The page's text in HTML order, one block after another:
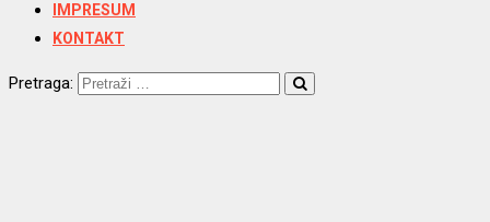
IMPRESUM
KONTAKT
Pretraga: